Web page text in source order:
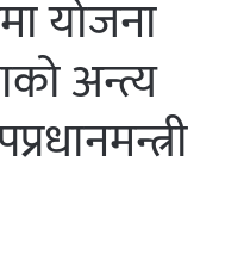
योजना
अन्त्य